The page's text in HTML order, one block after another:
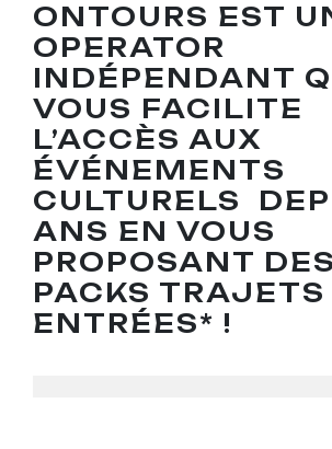
ONTOURS EST
OPERATOR
INDÉPENDANT
VOUS FACILITE
L’ACCÈS AUX
ÉVÉNEMENTS
CULTURELS
ANS EN VOUS
PROPOSANT DES
PACKS TRAJETS
ENTRÉES* !